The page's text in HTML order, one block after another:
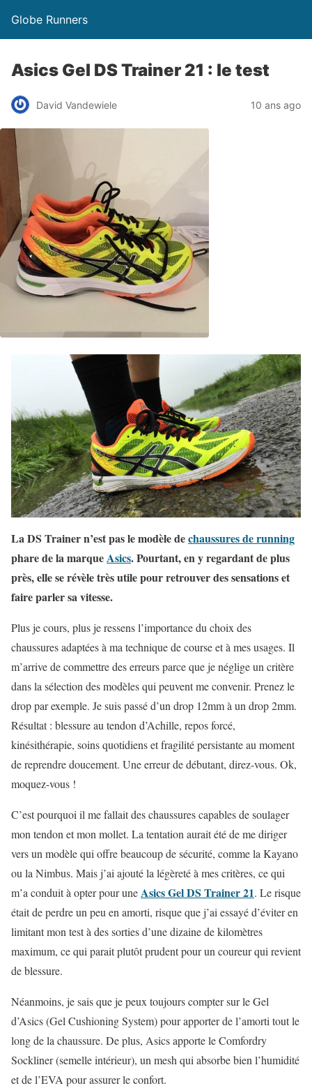
Globe Runners
Asics Gel DS Trainer 21 : le test
David Vandewiele 10 ans ago
La DS Trainer n’est pas le modèle dechaussures de running
phare de la marqueAsics. Pourtant, en y regardant de plus
près, elle se révèle très utile pour retrouver des sensations et
faire parler sa vitesse.
Plus je cours, plus je ressens l’importance du choix des
chaussures adaptées à ma technique de course et à mes usages. Il
m’arrive de commettre des erreurs parce que je néglige un critère
dans la sélection des modèles qui peuvent me convenir. Prenez le
drop par exemple. Je suis passé d’un drop 12mm à un drop 2mm.
Résultat : blessure au tendon d’Achille, repos forcé,
kinésithérapie, soins quotidiens et fragilité persistante au moment
de reprendre doucement. Une erreur de débutant, direz-vous. Ok,
moquez-vous !
C’est pourquoi il me fallait des chaussures capables de soulager
mon tendon et mon mollet. La tentation aurait été de me diriger
vers un modèle qui offre beaucoup de sécurité, comme la Kayano
ou la Nimbus. Mais j’ai ajouté la légèreté à mes critères, ce qui
m’a conduit à opter pour uneAsics Gel DS Trainer 21. Le risque
était de perdre un peu en amorti, risque que j’ai essayé d’éviter en
limitant mon test à des sorties d’une dizaine de kilomètres
maximum, ce qui parait plutôt prudent pour un coureur qui revient
de blessure.
Néanmoins, je sais que je peux toujours compter sur le Gel
d’Asics (Gel Cushioning System) pour apporter de l’amorti tout le
long de la chaussure. De plus, Asics apporte le Comfordry
Sockliner (semelle intérieur), un mesh qui absorbe bien l’humidité
et de l’EVA pour assurer le confort.